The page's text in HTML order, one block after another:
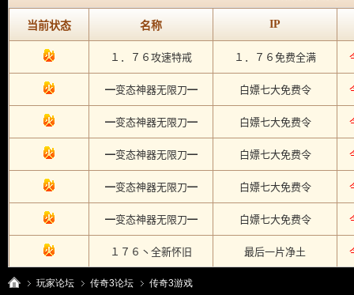
玩家论坛 传奇3论坛 传奇3游戏